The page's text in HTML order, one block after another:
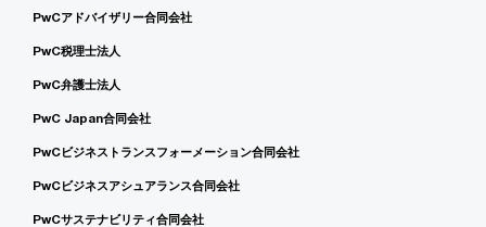
PwCアドバイザリー合同会社
PwC税理士法人
PwC弁護士法人
PwC Japan合同会社
PwCビジネストランスフォーメーション合同会社
PwCビジネスアシュアランス合同会社
PwCサステナビリティ合同会社